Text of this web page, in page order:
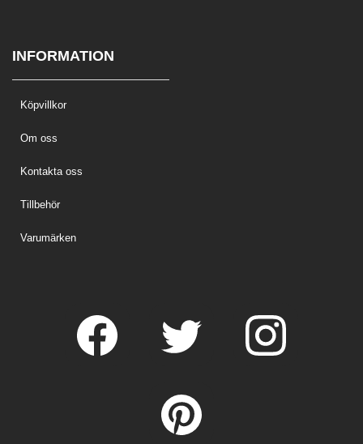
INFORMATION
Köpvillkor
Om oss
Kontakta oss
Tillbehör
Varumärken